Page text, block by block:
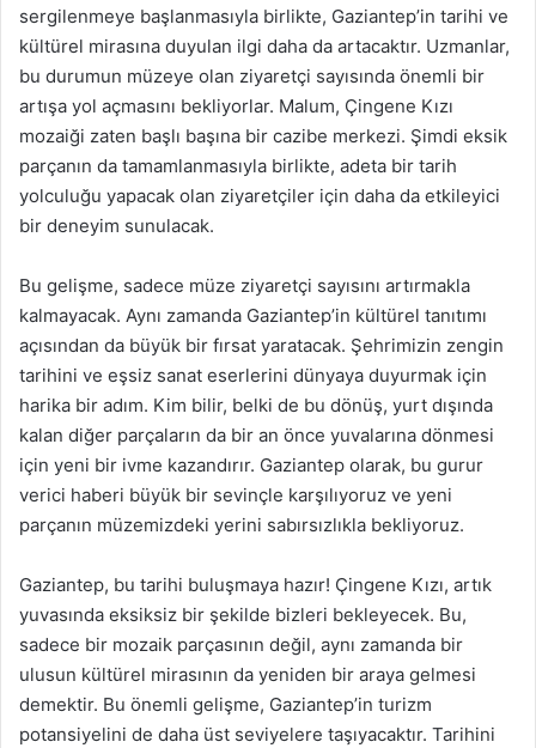
sergilenmeye başlanmasıyla birlikte, Gaziantep’in tarihi ve
kültürel mirasına duyulan ilgi daha da artacaktır. Uzmanlar,
bu durumun müzeye olan ziyaretçi sayısında önemli bir
artışa yol açmasını bekliyorlar. Malum, Çingene Kızı
mozaiği zaten başlı başına bir cazibe merkezi. Şimdi eksik
parçanın da tamamlanmasıyla birlikte, adeta bir tarih
yolculuğu yapacak olan ziyaretçiler için daha da etkileyici
bir deneyim sunulacak.
Bu gelişme, sadece müze ziyaretçi sayısını artırmakla
kalmayacak. Aynı zamanda Gaziantep’in kültürel tanıtımı
açısından da büyük bir fırsat yaratacak. Şehrimizin zengin
tarihini ve eşsiz sanat eserlerini dünyaya duyurmak için
harika bir adım. Kim bilir, belki de bu dönüş, yurt dışında
kalan diğer parçaların da bir an önce yuvalarına dönmesi
için yeni bir ivme kazandırır. Gaziantep olarak, bu gurur
verici haberi büyük bir sevinçle karşılıyoruz ve yeni
parçanın müzemizdeki yerini sabırsızlıkla bekliyoruz.
Gaziantep, bu tarihi buluşmaya hazır! Çingene Kızı, artık
yuvasında eksiksiz bir şekilde bizleri bekleyecek. Bu,
sadece bir mozaik parçasının değil, aynı zamanda bir
ulusun kültürel mirasının da yeniden bir araya gelmesi
demektir. Bu önemli gelişme, Gaziantep’in turizm
potansiyelini de daha üst seviyelere taşıyacaktır. Tarihini